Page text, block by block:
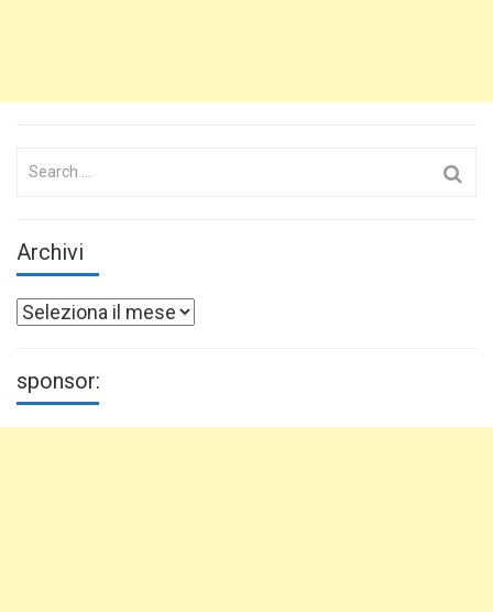
Search
Archivi
Archivi
sponsor: